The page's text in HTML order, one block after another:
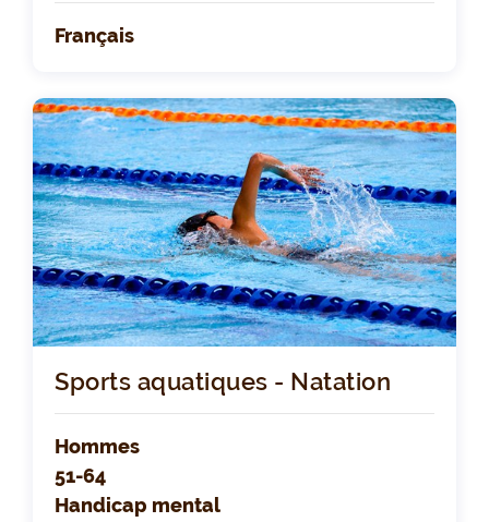
Français
Sports aquatiques - Natation
Hommes
51-64
Handicap mental